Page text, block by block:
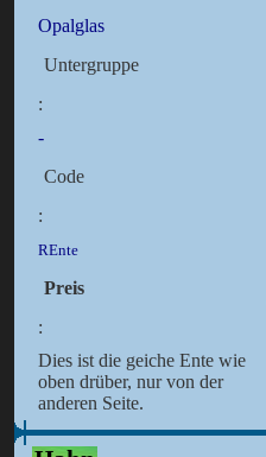
Opalglas
Untergruppe
:
-
Code
:
REnte
Preis
:
Dies ist die geiche Ente wie
oben drüber, nur von der
anderen Seite.